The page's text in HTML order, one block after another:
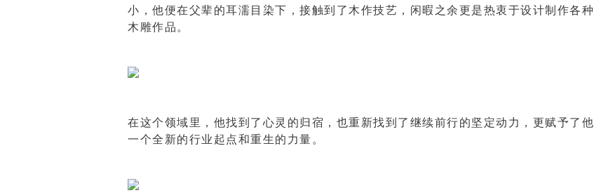
小，他便在父辈的耳濡目染下，接触到了木作技艺，闲暇之余更是热衷于设计制作各种
木雕作品。
在这个领域里，他找到了心灵的归宿，也重新找到了继续前行的坚定动力，更赋予了他
一个全新的行业起点和重生的力量。